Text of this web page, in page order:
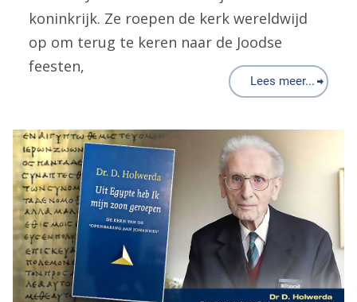
koninkrijk. Ze roepen de kerk wereldwijd
op om terug te keren naar de Joodse
feesten,
Lees meer...